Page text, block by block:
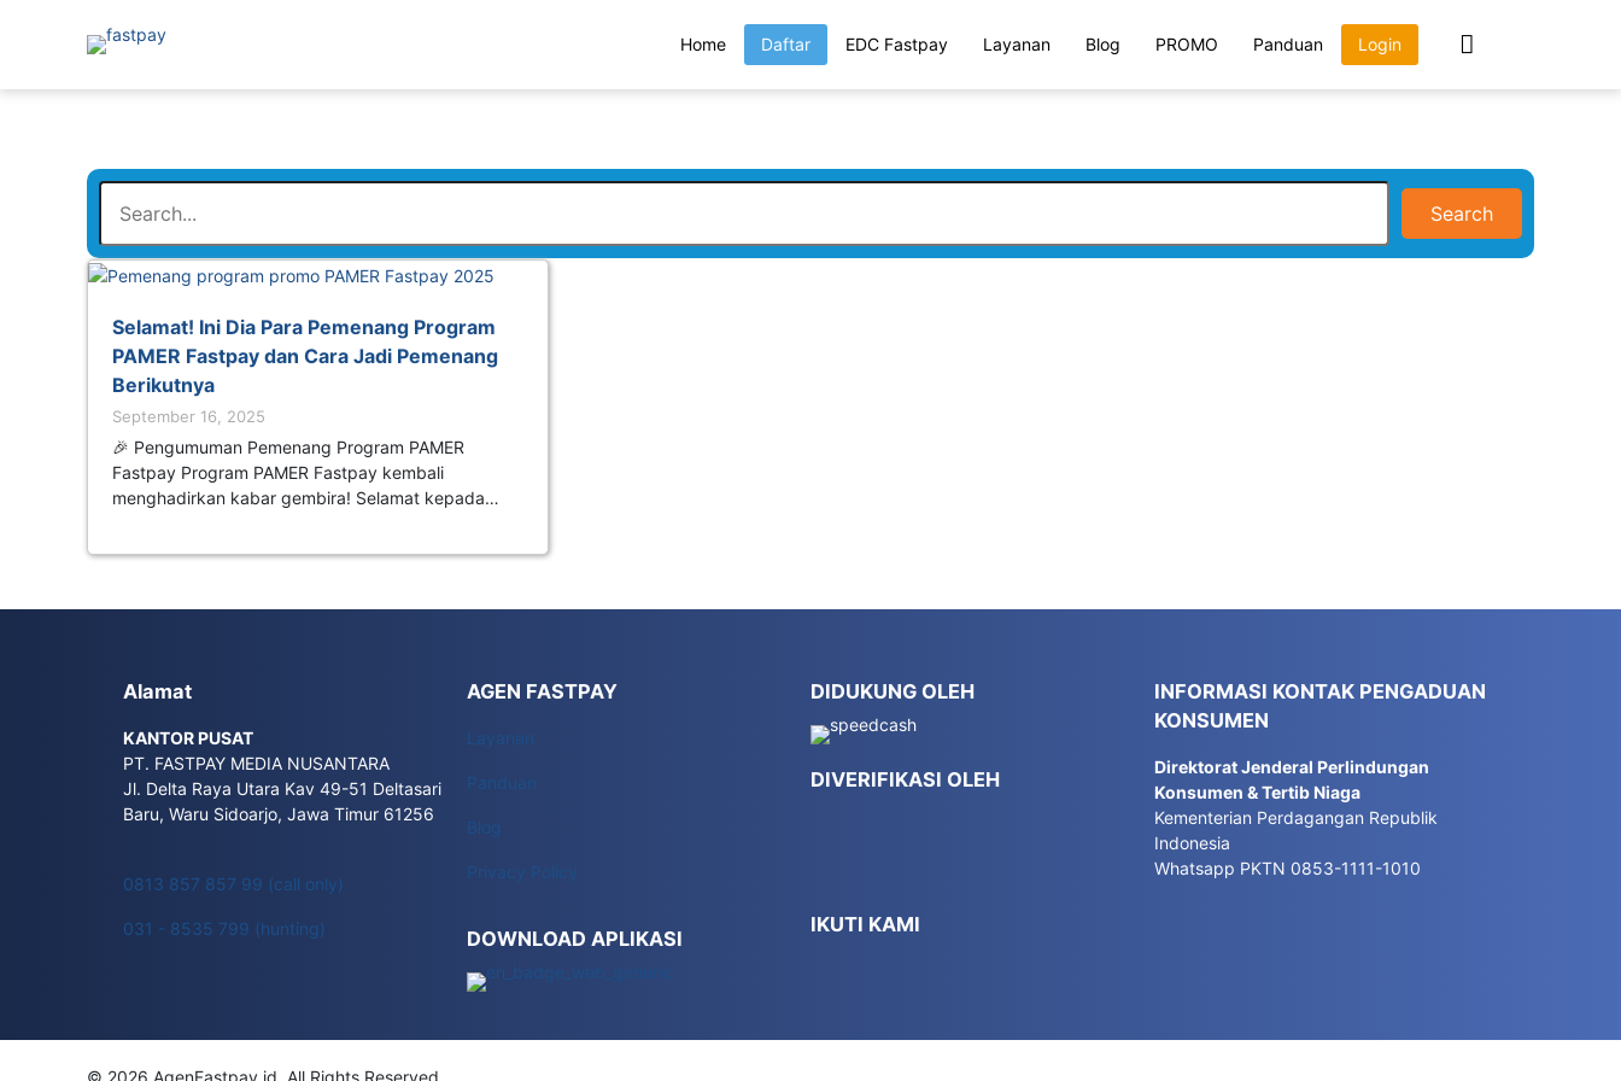
Home Daftar EDC Fastpay Layanan Blog PROMO Panduan Login
Search
Selamat! Ini Dia Para Pemenang Program
PAMER Fastpay dan Cara Jadi Pemenang
Berikutnya
September 16, 2025
🎉 Pengumuman Pemenang Program PAMER
Fastpay Program PAMER Fastpay kembali
menghadirkan kabar gembira! Selamat kepada…
Alamat
KANTOR PUSAT
PT. FASTPAY MEDIA NUSANTARA
Jl. Delta Raya Utara Kav 49-51 Deltasari
Baru, Waru Sidoarjo, Jawa Timur 61256
0813 857 857 99 (call only)
031 - 8535 799 (hunting)
AGEN FASTPAY
Layanan
Panduan
Blog
Privacy Policy
DOWNLOAD APLIKASI
DIDUKUNG OLEH
DIVERIFIKASI OLEH
IKUTI KAMI
INFORMASI KONTAK PENGADUAN
KONSUMEN
Direktorat Jenderal Perlindungan
Konsumen & Tertib Niaga
Kementerian Perdagangan Republik
Indonesia
Whatsapp PKTN 0853-1111-1010